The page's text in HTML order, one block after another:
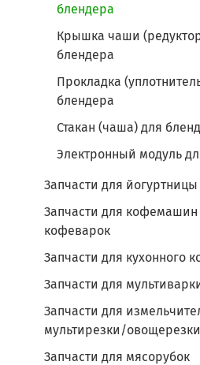
блендера
Крышка чаши
блендера
Прокладка
блендера
Стакан (чаша) для
Электронный модуль
Запчасти для йогуртницы
Запчасти для кофемашин
кофеварок
Запчасти для кухонного
Запчасти для
Запчасти для
мультирезки/овощерезки
Запчасти для мясорубок